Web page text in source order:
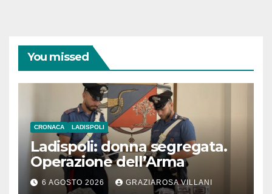
You missed
CRONACA LADISPOLI
Ladispoli: donna segregata.
Operazione dell’Arma
6 AGOSTO 2026 GRAZIAROSA VILLANI